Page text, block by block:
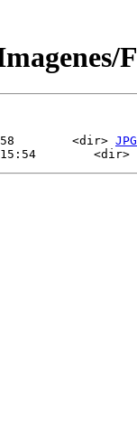
<dir> JPG
15:54        <dir>